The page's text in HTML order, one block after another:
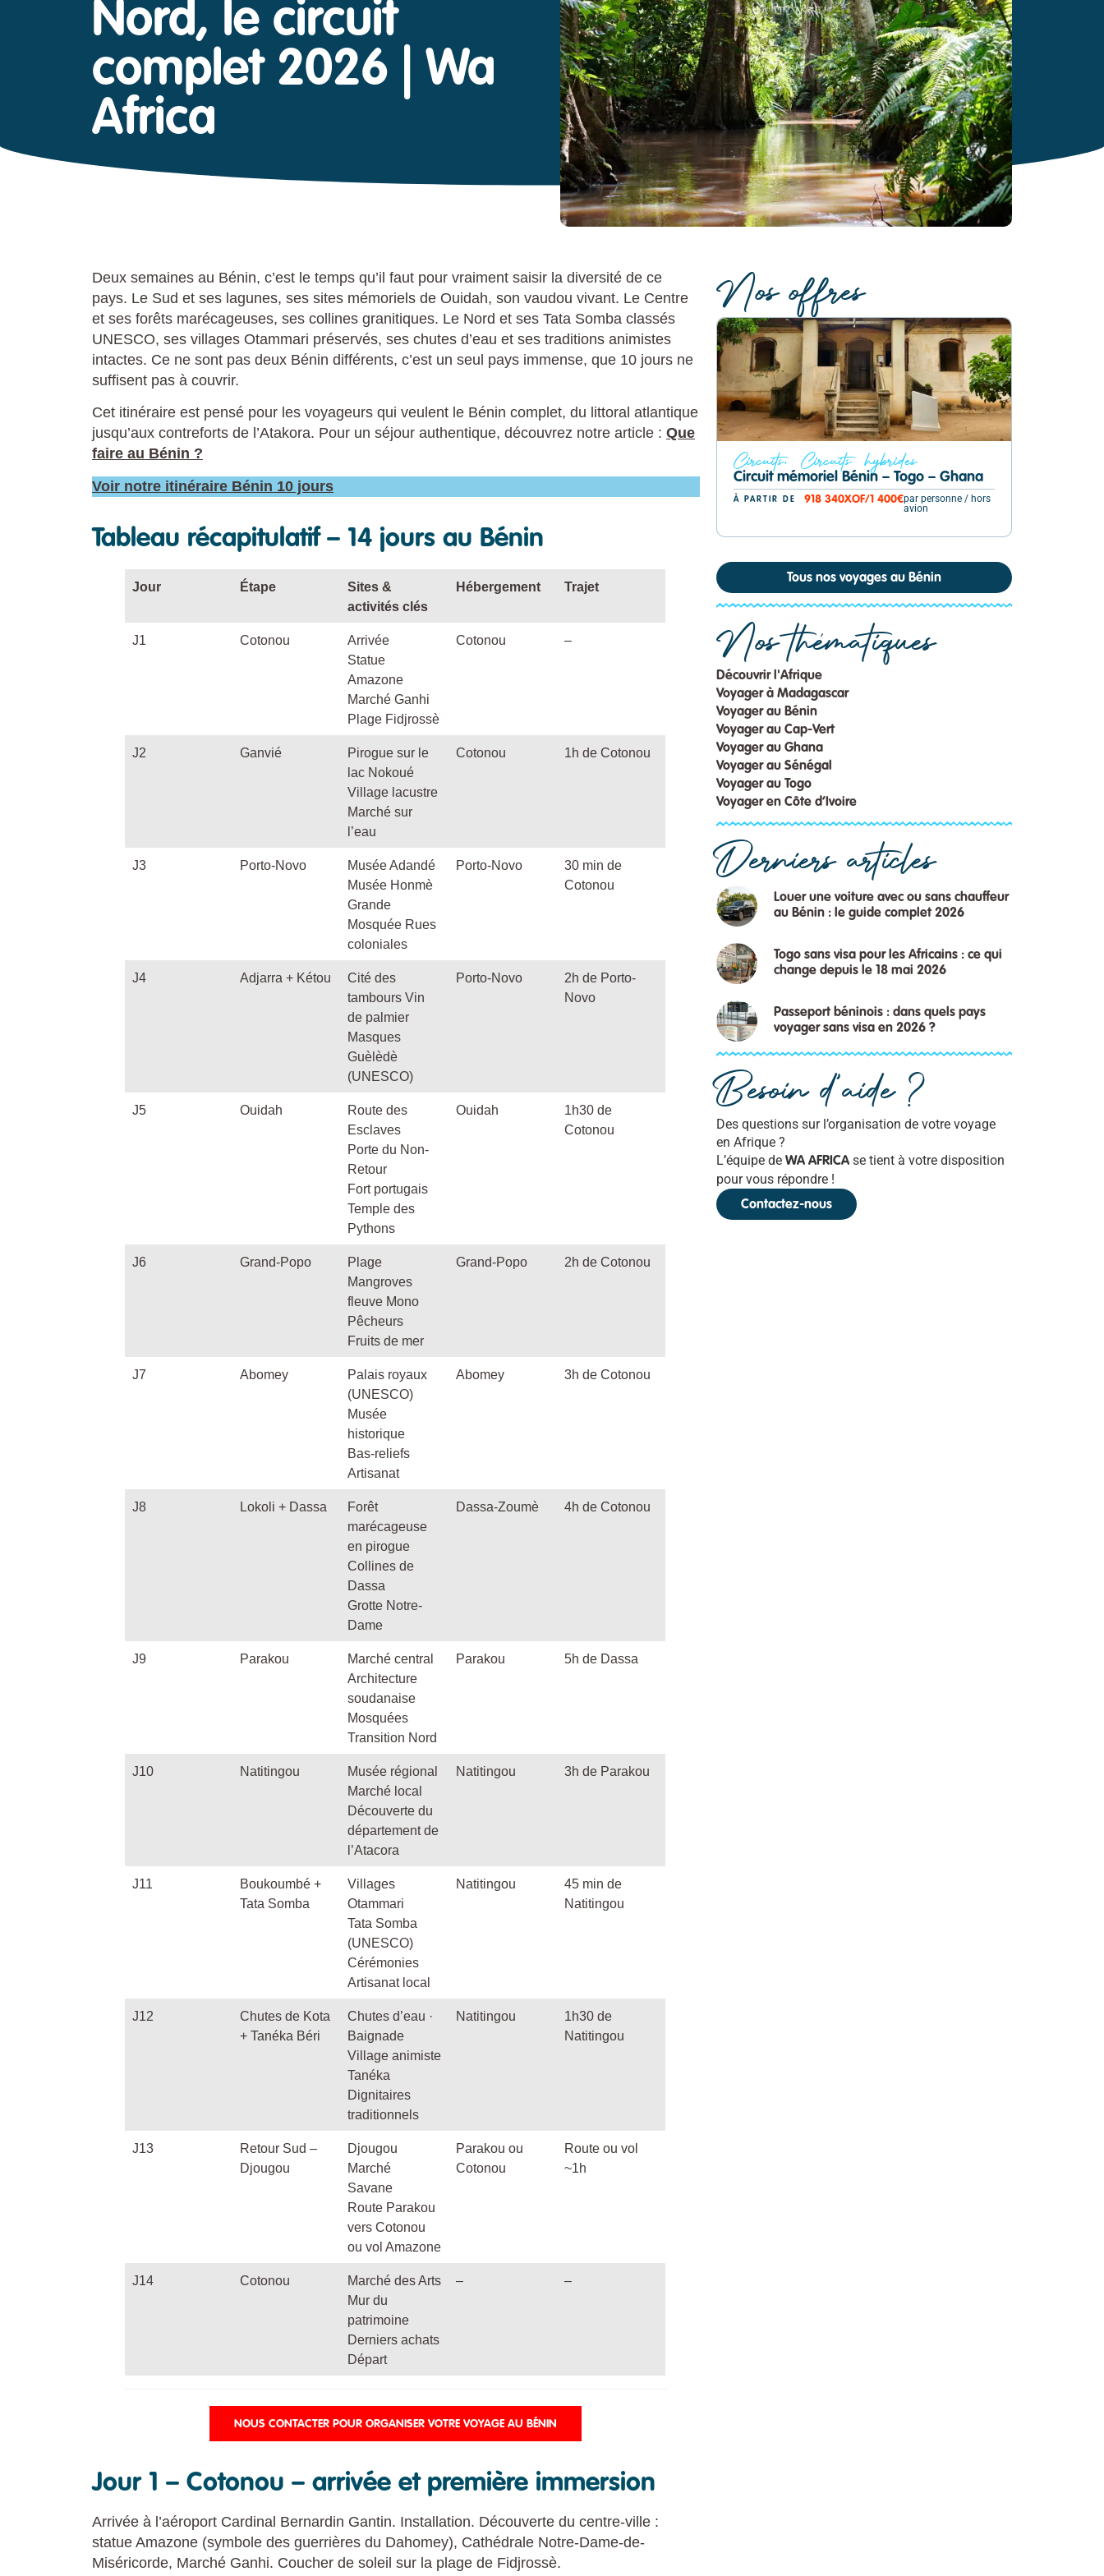
Nord, le circuit
complet 2026 | Wa
Africa
Deux semaines au Bénin, c’est le temps qu’il faut pour vraiment saisir la diversité de ce
pays. Le Sud et ses lagunes, ses sites mémoriels de Ouidah, son vaudou vivant. Le Centre
et ses forêts marécageuses, ses collines granitiques. Le Nord et ses Tata Somba classés
UNESCO, ses villages Otammari préservés, ses chutes d’eau et ses traditions animistes
intactes. Ce ne sont pas deux Bénin différents, c’est un seul pays immense, que 10 jours ne
suffisent pas à couvrir.
Cet itinéraire est pensé pour les voyageurs qui veulent le Bénin complet, du littoral atlantique
jusqu’aux contreforts de l’Atakora. Pour un séjour authentique, découvrez notre article : Que
faire au Bénin ?
Voir notre itinéraire Bénin 10 jours
Tableau récapitulatif – 14 jours au Bénin
Jour Étape
Sites &
activités clés
Hébergement Trajet
J1 Cotonou
Arrivée
Statue
Amazone
Marché Ganhi
Plage Fidjrossè
Cotonou –
J2 Ganvié
Pirogue sur le
lac Nokoué
Village lacustre
Marché sur
l’eau
Cotonou 1h de Cotonou
J3 Porto-Novo
Musée Adandé
Musée Honmè
Grande
Mosquée Rues
coloniales
Porto-Novo
30 min de
Cotonou
J4 Adjarra + Kétou
Cité des
tambours Vin
de palmier
Masques
Guèlèdè
(UNESCO)
Porto-Novo
2h de Porto-
Novo
J5 Ouidah
Route des
Esclaves
Porte du Non-
Retour
Fort portugais
Temple des
Pythons
Ouidah
1h30 de
Cotonou
J6 Grand-Popo
Plage
Mangroves
fleuve Mono
Pêcheurs
Fruits de mer
Grand-Popo 2h de Cotonou
J7 Abomey
Palais royaux
(UNESCO)
Musée
historique
Bas-reliefs
Artisanat
Abomey 3h de Cotonou
J8 Lokoli + Dassa
Forêt
marécageuse
en pirogue
Collines de
Dassa
Grotte Notre-
Dame
Dassa-Zoumè 4h de Cotonou
J9 Parakou
Marché central
Architecture
soudanaise
Mosquées
Transition Nord
Parakou 5h de Dassa
J10 Natitingou
Musée régional
Marché local
Découverte du
département de
l’Atacora
Natitingou 3h de Parakou
J11
Boukoumbé +
Tata Somba
Villages
Otammari
Tata Somba
(UNESCO)
Cérémonies
Artisanat local
Natitingou
45 min de
Natitingou
J12
Chutes de Kota
+ Tanéka Béri
Chutes d’eau ·
Baignade
Village animiste
Tanéka
Dignitaires
traditionnels
Natitingou
1h30 de
Natitingou
J13
Retour Sud –
Djougou
Djougou
Marché
Savane
Route Parakou
vers Cotonou
ou vol Amazone
Parakou ou
Cotonou
Route ou vol
~1h
J14 Cotonou
Marché des Arts
Mur du
patrimoine
Derniers achats
Départ
– –
NOUS CONTACTER POUR ORGANISER VOTRE VOYAGE AU BÉNIN
Jour 1 – Cotonou – arrivée et première immersion
Arrivée à l’aéroport Cardinal Bernardin Gantin. Installation. Découverte du centre-ville :
statue Amazone (symbole des guerrières du Dahomey), Cathédrale Notre-Dame-de-
Miséricorde, Marché Ganhi. Coucher de soleil sur la plage de Fidjrossè.
Nos offres
Circuits, Circuits hybrides
Circuit mémoriel Bénin – Togo – Ghana
À PARTIR DE 918 340XOF/1 400€par personne / hors
avion
Tous nos voyages au Bénin
Nos thématiques
Découvrir l'Afrique
Voyager à Madagascar
Voyager au Bénin
Voyager au Cap-Vert
Voyager au Ghana
Voyager au Sénégal
Voyager au Togo
Voyager en Côte d’Ivoire
Derniers articles
Louer une voiture avec ou sans chauffeur
au Bénin : le guide complet 2026
Togo sans visa pour les Africains : ce qui
change depuis le 18 mai 2026
Passeport béninois : dans quels pays
voyager sans visa en 2026 ?
Besoin d'aide ?
Des questions sur l’organisation de votre voyage
en Afrique ?
L’équipe de WA AFRICAse tient à votre disposition
pour vous répondre !
Contactez-nous